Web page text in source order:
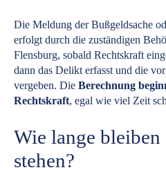
Die Meldung der Bußgeldsache
erfolgt durch die zuständigen
Flensburg, sobald Rechtskraft
dann das Delikt erfasst und die
vergeben. Die Berechnung
Rechtskraft, egal wie viel Zeit
Wie lange bleiben
stehen?